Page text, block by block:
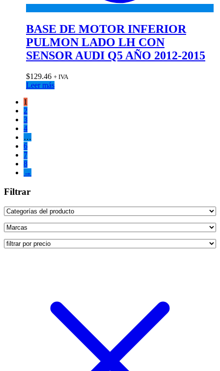
BASE DE MOTOR INFERIOR
PULMON LADO LH CON
SENSOR AUDI Q5 AÑO 2012-2015
$129.46 + IVA
Leer más
1
2
3
4
…
6
7
8
→
Filtrar